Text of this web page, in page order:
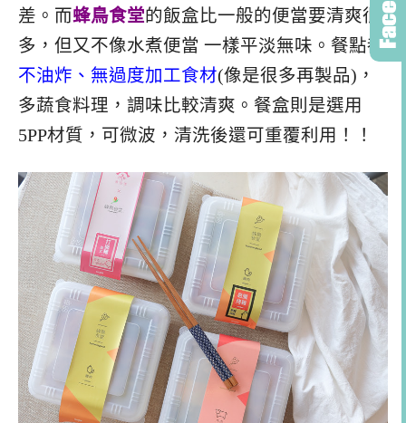
差。而蜂鳥食堂的飯盒比一般的便當要清爽很
多，但又不像水煮便當 一樣平淡無味。餐點都
不油炸、無過度加工食材(像是很多再製品)，
多蔬食料理，調味比較清爽。餐盒則是選用
5PP材質，可微波，清洗後還可重覆利用！
！